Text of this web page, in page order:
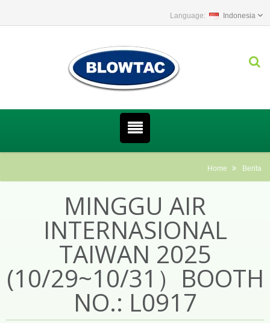
Indonesia
Home Berita
MINGGU AIR
INTERNASIONAL
TAIWAN 2025
(10/29~10/31）BOOTH
NO.: L0917